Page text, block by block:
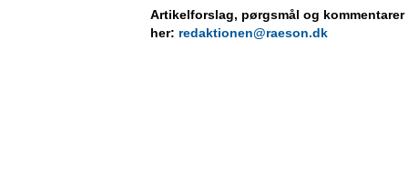
Artikelforslag, pørgsmål og
her: redaktionen@raeson.dk